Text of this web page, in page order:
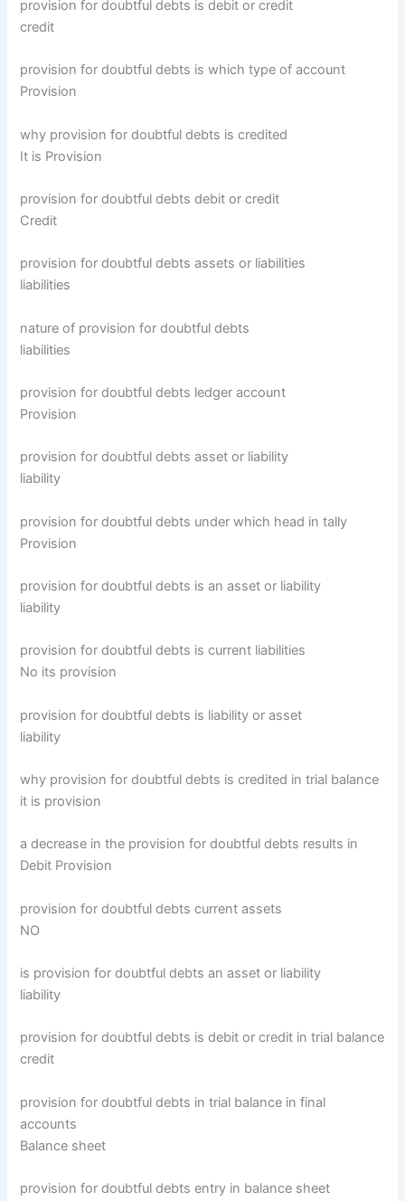
provision for doubtful debts is debit or credit
credit
provision for doubtful debts is which type of account
Provision
why provision for doubtful debts is credited
It is Provision
provision for doubtful debts debit or credit
Credit
provision for doubtful debts assets or liabilities
liabilities
nature of provision for doubtful debts
liabilities
provision for doubtful debts ledger account
Provision
provision for doubtful debts asset or liability
liability
provision for doubtful debts under which head in tally
Provision
provision for doubtful debts is an asset or liability
liability
provision for doubtful debts is current liabilities
No its provision
provision for doubtful debts is liability or asset
liability
why provision for doubtful debts is credited in trial balance
it is provision
a decrease in the provision for doubtful debts results in
Debit Provision
provision for doubtful debts current assets
NO
is provision for doubtful debts an asset or liability
liability
provision for doubtful debts is debit or credit in trial balance
credit
provision for doubtful debts in trial balance in final
accounts
Balance sheet
provision for doubtful debts entry in balance sheet